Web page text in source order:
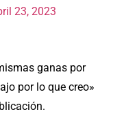
23, 2023
ganas por
por lo que creo»